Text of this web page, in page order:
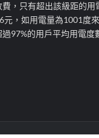
，只有超出該級距的
，如用電量為1001度
97%的用戶平均用電